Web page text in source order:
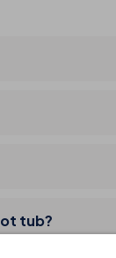
tub?